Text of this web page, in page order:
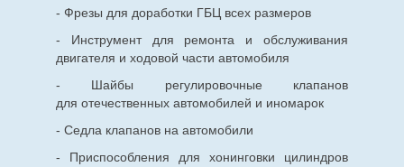
- Фрезы для доработки ГБЦ всех размеров
- Инструмент для ремонта и обслуживания
двигателя и ходовой части автомобиля
- Шайбы регулировочные клапанов
для отечественныхавтомобилей и иномарок
- Седла клапанов на автомобили
- Приспособления для хонинговки цилиндров